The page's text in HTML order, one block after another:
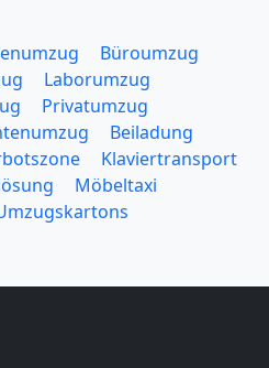
Büroumzug
Laborumzug
Privatumzug
Beiladung
Klaviertransport
Möbeltaxi